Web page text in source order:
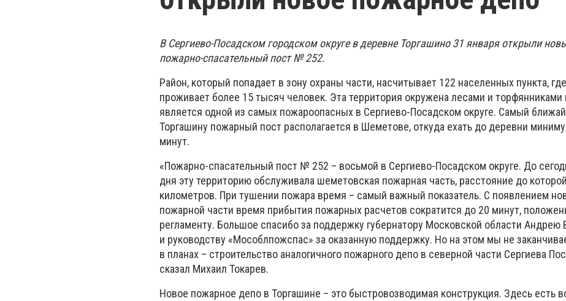
В Сергиево-Посадском городском округе в деревне Торгашино 31 января открыли
пожарно-спасательный пост № 252.
Район, который попадает в зону охраны части, насчитывает 122 населенных пункта, где
проживает более 15 тысяч человек. Эта территория окружена лесами и торфянниками
является одной из самых пожароопасных в Сергиево-Посадском округе. Самый
Торгашину пожарный пост располагается в Шеметове, откуда ехать до деревни
минут.
«Пожарно-спасательный пост № 252 – восьмой в Сергиево-Посадском округе. До
дня эту территорию обслуживала шеметовская пожарная часть, расстояние до
километров. При тушении пожара время – самый важный показатель. С появлением
пожарной части время прибытия пожарных расчетов сократится до 20 минут,
регламенту. Большое спасибо за поддержку губернатору Московской области Андрею
и руководству «Мособлпожспас» за оказанную поддержку. Но на этом мы не
в планах – строительство аналогичного пожарного депо в северной части Сергиева
сказал Михаил Токарев.
Новое пожарное депо в Торгашине – это быстровозводимая конструкция. Здесь есть